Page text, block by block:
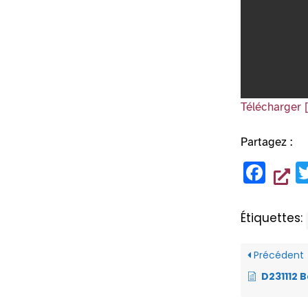
Télécharger
Partagez :
F
a
c
b
o
Étiquettes:
Précédent
D231112